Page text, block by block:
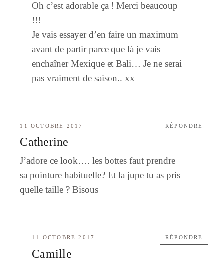
Oh c’est adorable ça ! Merci beaucoup
!!!
Je vais essayer d’en faire un maximum
avant de partir parce que là je vais
enchaîner Mexique et Bali… Je ne serai
pas vraiment de saison.. xx
11 OCTOBRE 2017
Catherine
J’adore ce look…. les bottes faut prendre
sa pointure habituelle? Et la jupe tu as pris
quelle taille ? Bisous
RÉPONDRE
11 OCTOBRE 2017
Camille
RÉPONDRE